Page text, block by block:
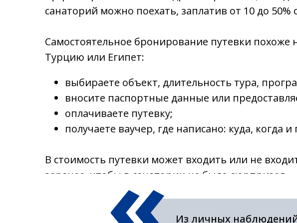
санаторий можно поехать, заплатив от 10 до 50%
Самостоятельное бронирование путевки похоже
Турцию или Египет:
выбираете объект, длительность тура,
вносите паспортные данные или
оплачиваете путевку;
получаете ваучер, где написано: куда, когда
В стоимость путевки может входить или не
заранее, чтобы в санатории не было сюрпризов.
Из личных